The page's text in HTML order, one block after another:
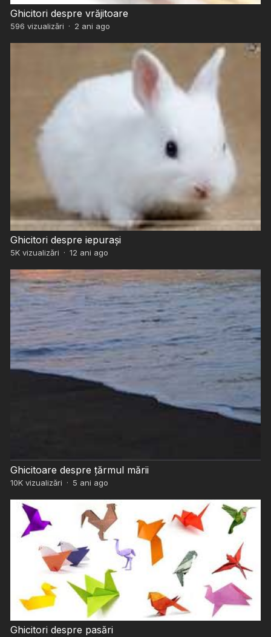
Ghicitori despre vrăjitoare
596 vizualizări · 2 ani ago
Ghicitori despre iepurași
5Kvizualizări · 12 ani ago
Ghicitoare despre țărmul mării
10Kvizualizări · 5 ani ago
Ghicitori despre pasări